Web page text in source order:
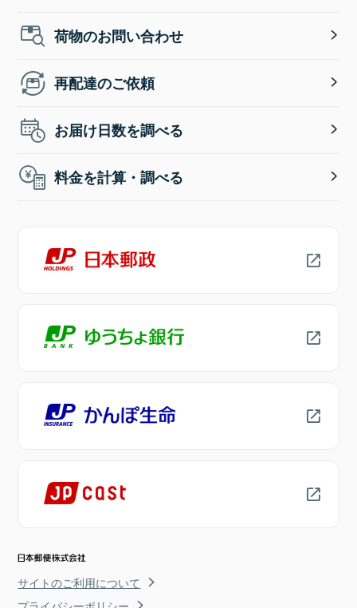
荷物のお問い合わせ
再配達のご依頼
お届け日数を調べる
料金を計算・調べる
サイトのご利用について